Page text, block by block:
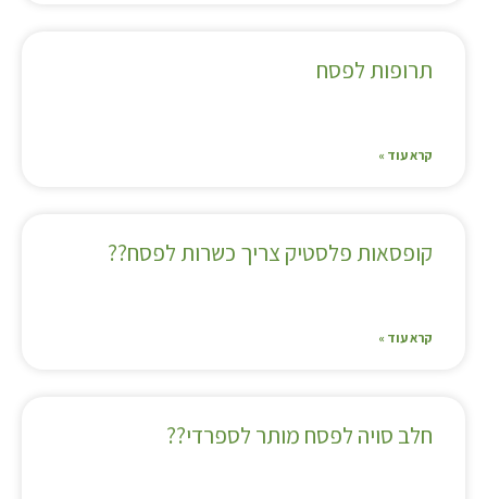
תרופות לפסח
קרא עוד »
קופסאות פלסטיק צריך כשרות לפסח??
קרא עוד »
חלב סויה לפסח מותר לספרדי??